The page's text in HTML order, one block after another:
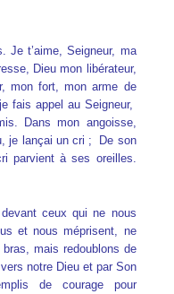
Je t’aime, Seigneur, ma
Dieu mon libérateur,
mon fort, mon arme de
fais appel au Seigneur,
Dans mon angoisse,
je lançai un cri ; De son
parvient à ses oreilles.
ceux qui ne nous
et nous méprisent, ne
mais redoublons de
notre Dieu et par Son
de courage pour